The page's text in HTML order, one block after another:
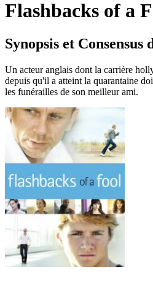
Flashbacks of a
Synopsis et
Un acteur anglais dont la carrière
depuis qu'il a atteint la quarantaine
les funérailles de son meilleur ami.